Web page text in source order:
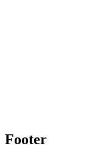
Footer